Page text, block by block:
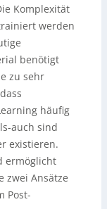
Komplexität
werden
benötigt
zu sehr
häufig
auch sind
existieren.
ermöglicht
zwei Ansätze
Post-